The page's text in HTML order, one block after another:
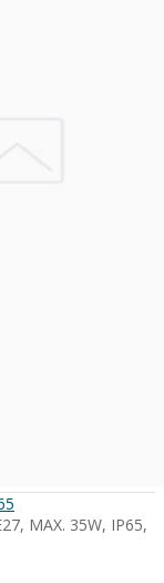
MAX. 35W, IP65,